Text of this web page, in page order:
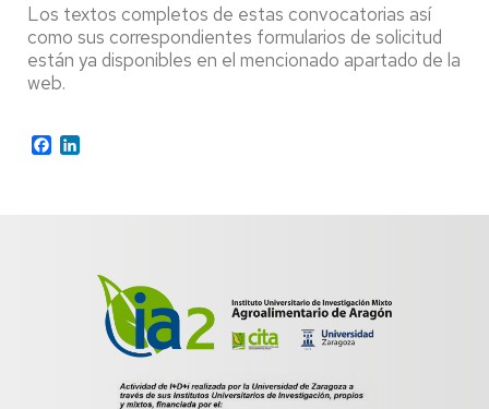
Los textos completos de estas convocatorias así
como sus correspondientes formularios de solicitud
están ya disponibles en el mencionado apartado de la
web.
Facebook